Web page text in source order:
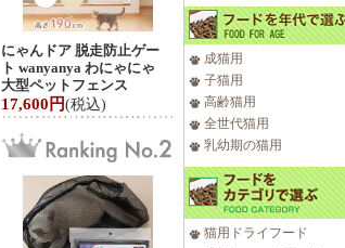
にゃんドア 脱走防止ゲー
ト wanyanya わにゃにゃ
大型ペットフェンス
17,600円(税込)
成猫用
子猫用
高齢猫用
全世代猫用
乳幼期の猫用
猫用ドライフード